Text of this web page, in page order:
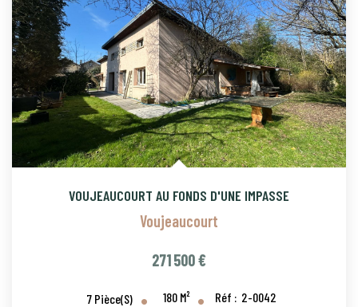
VOUJEAUCOURT AU FONDS D'UNE IMPASSE
Voujeaucourt
271 500 €
7 Pièce(s) 180 M² Réf : 2-0042